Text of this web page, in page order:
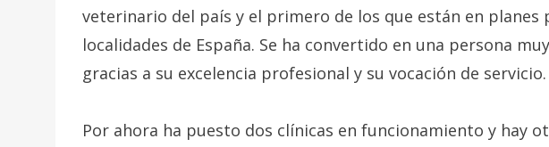
veterinario del país y el primero de los que están en planes
localidades de España. Se ha convertido en una persona
gracias a su excelencia profesional y su vocación de servicio.
Por ahora ha puesto dos clínicas en funcionamiento y hay